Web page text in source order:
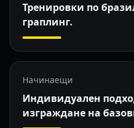
Тренировки по
граплинг.
Начинаещи
Индивидуален
изграждане на